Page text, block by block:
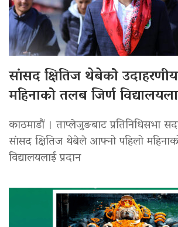
सांसद क्षितिज थेबेको
महिनाको तलब जिर्ण
काठमाडौं । ताप्लेजुङबाट प्रतिनिधिसभा
सांसद क्षितिज थेबेले आफ्नो पहिलो
विद्यालयलाई प्रदान